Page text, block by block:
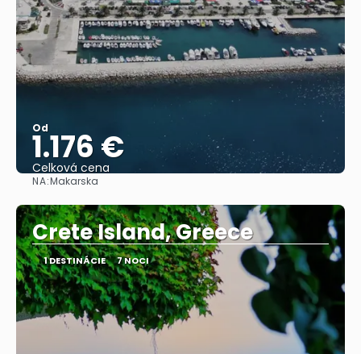
Od
1.176 €
Celková cena
NA:Makarska
Crete Island, Greece
1 DESTINÁCIE 7 NOCI